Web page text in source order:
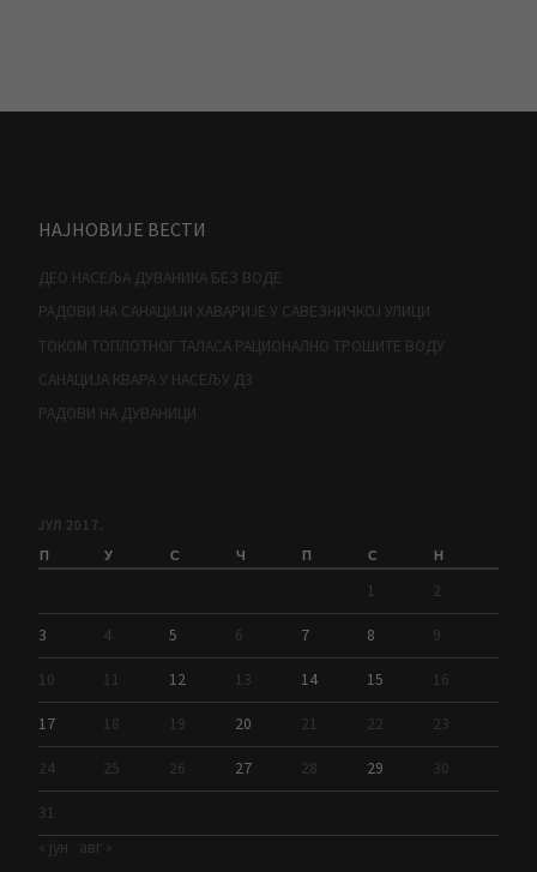
НАЈНОВИЈЕ ВЕСТИ
ДЕО НАСЕЉА ДУВАНИКА БЕЗ ВОДЕ
РАДОВИ НА САНАЦИЈИ ХАВАРИЈЕ У САВЕЗНИЧКОЈ УЛИЦИ
ТОКОМ ТОПЛОТНОГ ТАЛАСА РАЦИОНАЛНО ТРОШИТЕ ВОДУ
САНАЦИЈА КВАРА У НАСЕЉУ Д3
РАДОВИ НА ДУВАНИЦИ
ЈУЛ 2017.
П У С Ч П С Н
1 2
3 4 5 6 7 8 9
10 11 12 13 14 15 16
17 18 19 20 21 22 23
24 25 26 27 28 29 30
31
« јун
авг »